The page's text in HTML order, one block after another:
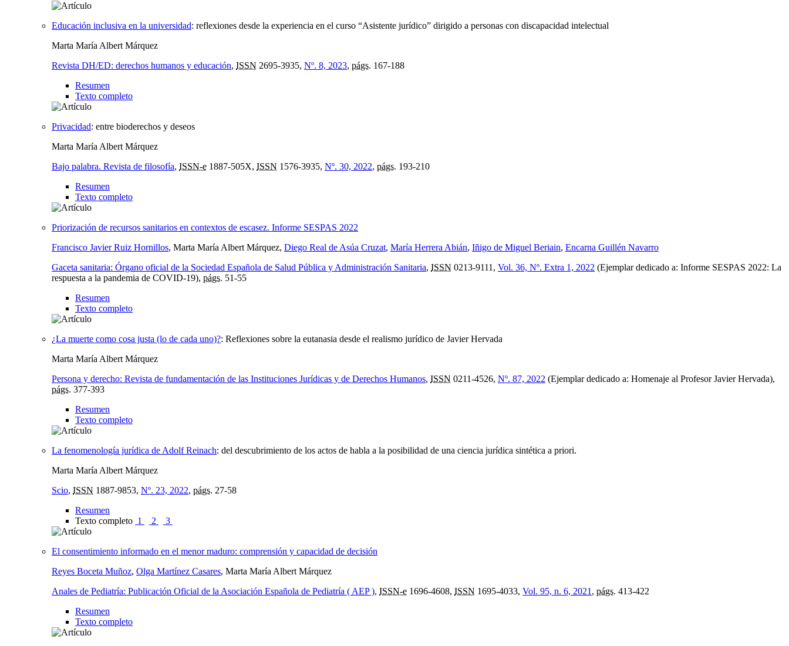
Educación inclusiva en la universidad: reflexiones desde la experiencia en el curso “Asistente jurídico” dirigido a personas con discapacidad intelectual
Marta María Albert Márquez
Revista DH/ED: derechos humanos y educación, ISSN 2695-3935, Nº. 8, 2023, págs. 167-188
Resumen
Texto completo
Privacidad: entre bioderechos y deseos
Marta María Albert Márquez
Bajo palabra. Revista de filosofía, ISSN-e 1887-505X, ISSN 1576-3935, Nº. 30, 2022, págs. 193-210
Resumen
Texto completo
Priorización de recursos sanitarios en contextos de escasez. Informe SESPAS 2022
Francisco Javier Ruiz Hornillos, Marta María Albert Márquez, Diego Real de Asúa Cruzat, María Herrera Abián, Iñigo de Miguel Beriain, Encarna Guillén Navarro
Gaceta sanitaria: Órgano oficial de la Sociedad Española de Salud Pública y Administración Sanitaria, ISSN 0213-9111, Vol. 36, Nº. Extra 1, 2022 (Ejemplar dedicado a: Informe SESPAS 2022: La
respuesta a la pandemia de COVID-19), págs. 51-55
Resumen
Texto completo
¿La muerte como cosa justa (lo de cada uno)?: Reflexiones sobre la eutanasia desde el realismo jurídico de Javier Hervada
Marta María Albert Márquez
Persona y derecho: Revista de fundamentación de las Instituciones Jurídicas y de Derechos Humanos, ISSN 0211-4526, Nº. 87, 2022 (Ejemplar dedicado a: Homenaje al Profesor Javier Hervada),
págs. 377-393
Resumen
Texto completo
La fenomenología jurídica de Adolf Reinach: del descubrimiento de los actos de habla a la posibilidad de una ciencia jurídica sintética a priori.
Marta María Albert Márquez
Scio, ISSN 1887-9853, Nº. 23, 2022, págs. 27-58
Resumen
Texto completo 1 2 3
El consentimiento informado en el menor maduro: comprensión y capacidad de decisión
Reyes Boceta Muñoz, Olga Martínez Casares, Marta María Albert Márquez
Anales de Pediatría: Publicación Oficial de la Asociación Española de Pediatría ( AEP ), ISSN-e 1696-4608, ISSN 1695-4033, Vol. 95, n. 6, 2021 , págs. 413-422
Resumen
Texto completo